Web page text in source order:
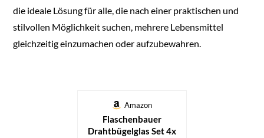
die ideale Lösung für alle, die nach einer praktischen und
stilvollen Möglichkeit suchen, mehrere Lebensmittel
gleichzeitig einzumachen oder aufzubewahren.
Amazon
Flaschenbauer
Drahtbügelglas Set 4x